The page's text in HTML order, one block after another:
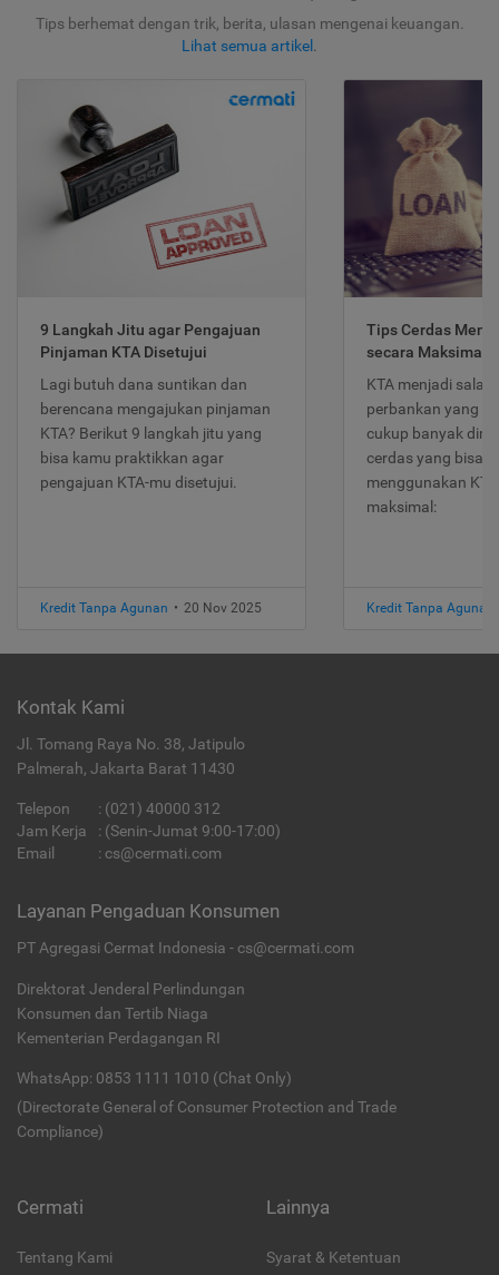
Tips berhemat dengan trik, berita, ulasan mengenai keuangan.
Lihat semua artikel .
9 Langkah Jitu agar Pengajuan
Pinjaman KTA Disetujui
Lagi butuh dana suntikan dan
berencana mengajukan pinjaman
KTA? Berikut 9 langkah jitu yang
bisa kamu praktikkan agar
pengajuan KTA-mu disetujui.
Kredit Tanpa Agunan • 20 Nov 2025
Tips Cerdas
secara Maksimal
KTA menjadi
perbankan yang
cukup banyak
cerdas yang bisa
menggunakan
maksimal:
Kredit Tanpa Agunan
Kontak Kami
Jl. Tomang Raya No. 38, Jatipulo
Palmerah, Jakarta Barat 11430
Telepon : (021) 40000 312
Jam Kerja
: (Senin-Jumat 9:00-17:00)
Email
: cs@cermati.com
Layanan Pengaduan Konsumen
PT Agregasi Cermat Indonesia - cs@cermati.com
Direktorat Jenderal Perlindungan
Konsumen dan Tertib Niaga
Kementerian Perdagangan RI
WhatsApp: 0853 1111 1010 (Chat Only)
(Directorate General of Consumer Protection and Trade
Compliance)
Cermati
Tentang Kami
Lainnya
Syarat & Ketentuan